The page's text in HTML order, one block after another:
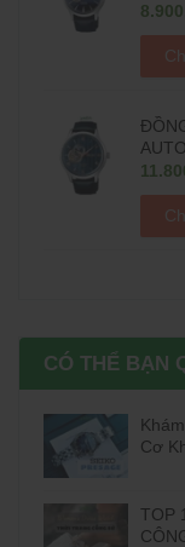
CÓ THỂ BẠN
Cơ
TOP